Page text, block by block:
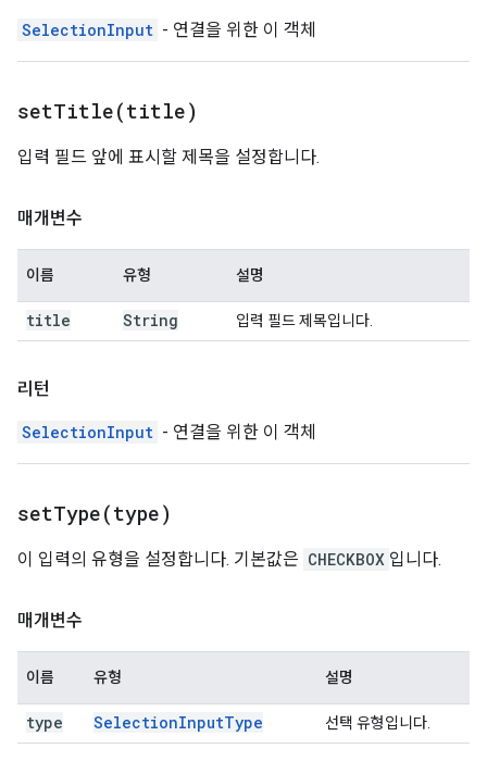
SelectionInput - 연결을 위한 이 객체
setTitle(title)
입력 필드 앞에 표시할 제목을 설정합니다.
매개변수
이름 유형 설명
title String 입력 필드 제목입니다.
리턴
SelectionInput - 연결을 위한 이 객체
setType(type)
이 입력의 유형을 설정합니다. 기본값은 CHECKBOX 입니다.
매개변수
이름 유형 설명
type SelectionInputType 선택 유형입니다.